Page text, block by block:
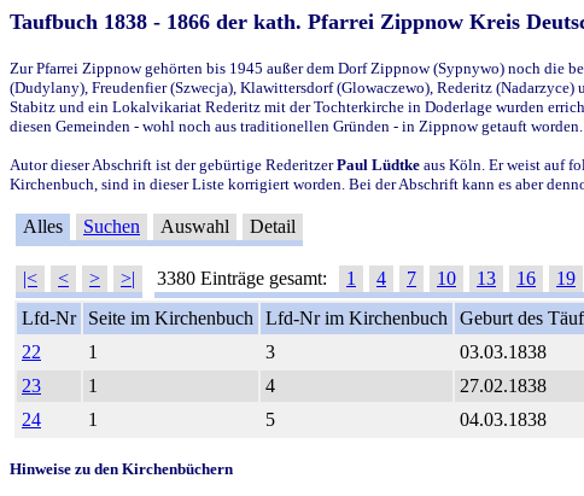
Taufbuch 1838 - 1866 der kath. Pfarrei Zippnow Kreis
Zur Pfarrei Zippnow gehörten bis 1945 außer dem Dorf Zippnow (Sypnywo) noch die
(Dudylany), Freudenfier (Szwecja), Klawittersdorf (Glowaczewo), Rederitz
Stabitz und ein Lokalvikariat Rederitz mit der Tochterkirche in Doderlage wurden
diesen Gemeinden - wohl noch aus traditionellen Gründen - in Zippnow getauft worden.
Autor dieser Abschrift ist der gebürtige RederitzerPaul Lüdtke aus Köln. Er weist auf
Kirchenbuch, sind in dieser Liste korrigiert worden. Bei der Abschrift kann es aber
Alles Suchen Auswahl Detail
|< < > >| 3380 Einträge gesamt: 1 4 7 10 13 16 19
Lfd-Nr
Seite im Kirchenbuch Lfd-Nr im Kirchenbuch Geburt des
22
1 3 03.03.1838
23
1 4 27.02.1838
24
1 5 04.03.1838
Hinweise zu den Kirchenbüchern